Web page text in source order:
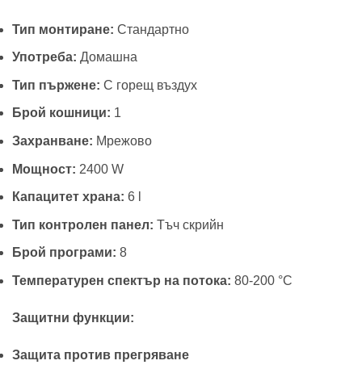
Тип монтиране: Стандартно
Употреба: Домашна
Тип пържене: С горещ въздух
Брой кошници: 1
Захранване: Мрежово
Мощност: 2400 W
Капацитет храна: 6 l
Тип контролен панел: Тъч скрийн
Брой програми: 8
Температурен спектър на потока: 80-200 °C
Защитни функции:
Защита против прегряване